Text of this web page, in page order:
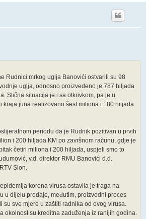
Rudnici mrkog uglja Banovići ostvarili su 98
uglja, odnosno proizvedeno je 787 hiljada
Slična situacija je i sa otkrivkom, pa je u
kraja juna realizovano šest miliona i 180 hiljada
periodu da je Rudnik pozitivan u prvih
i 200 hiljada KM po završnom računu, gdje je
četiri miliona i 200 hiljada, uspjeli smo to
v.d. direktor RMU Banovići d.d.
Slon.
korona virusa ostavila je traga na
u dijelu prodaje, međutim, proizvodni proces
su sve mjere u zaštiti radnika od ovog virusa.
okolnost su kreditna zaduženja iz ranijih godina.